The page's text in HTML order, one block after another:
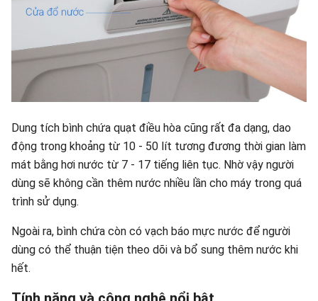
Dung tích bình chứa quạt điều hòa cũng rất đa dạng, dao
động trong khoảng từ 10 - 50 lít tương đương thời gian làm
mát bằng hơi nước từ 7 - 17 tiếng liên tục. Nhờ vậy người
dùng sẽ không cần thêm nước nhiều lần cho máy trong quá
trình sử dụng.
Ngoài ra, bình chứa còn có vạch báo mực nước để người
dùng có thể thuận tiện theo dõi và bổ sung thêm nước khi
hết.